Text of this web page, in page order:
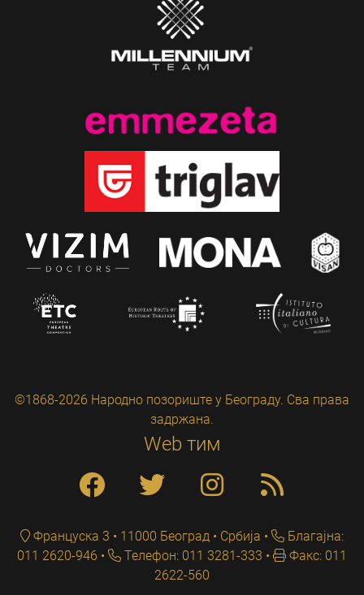
©1868-2026 Народно позориште у Београду. Сва права
задржана.
Web тим
Француска 3 • 11000 Београд • Србија
Благајна:
011 2620-946
Телефон: 011 3281-333
Факс: 011
2622-560